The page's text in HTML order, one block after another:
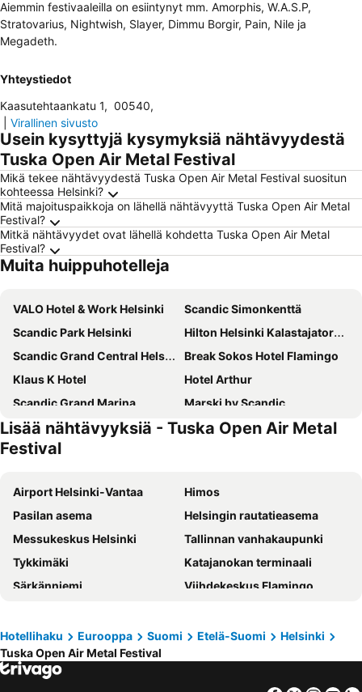
Aiemmin festivaaleilla on esiintynyt mm. Amorphis, W.A.S.P,
Stratovarius, Nightwish, Slayer, Dimmu Borgir, Pain, Nile ja
Megadeth.
Yhteystiedot
Kaasutehtaankatu 1, 00540,
Virallinen sivusto
Usein kysyttyjä kysymyksiä nähtävyydestä
Tuska Open Air Metal Festival
Mikä tekee nähtävyydestä Tuska Open Air Metal Festival suositun
kohteessa Helsinki?
Mitä majoituspaikkoja on lähellä nähtävyyttä Tuska Open Air Metal
Festival?
Mitkä nähtävyydet ovat lähellä kohdetta Tuska Open Air Metal
Festival?
Muita huippuhotelleja
VALO Hotel & Work Helsinki
Scandic Simonkenttä
Scandic Park Helsinki
Hilton Helsinki Kalastajatorppa
Scandic Grand Central Helsinki
Break Sokos Hotel Flamingo
Klaus K Hotel
Hotel Arthur
Scandic Grand Marina
Marski by Scandic
Clarion Hotel Helsinki
Scandic Helsinki Aviapolis
Radisson Blu Seaside Hotel, Helsinki
Scandic Hakaniemi
Scandic Kallio
Holiday Inn Helsinki - Expo By Ihg
Scandic Pasila
Original Sokos Hotel Tripla
Scandic Kaisaniemi
Crowne Plaza Helsinki - Hesperia By Ihg
Lapland Hotels Bulevardi
Original Sokos Hotel Presidentti
Hotel AX
Omena Hotel Helsinki City Centre
Skyline Airport Hotel
Hotel Haaga Central Park
Clarion Hotel Aviapolis
Comfort Hotel Xpress Helsinki Airport Terminal
Lisää nähtävyyksiä - Tuska Open Air Metal
Festival
Airport Helsinki-Vantaa
Himos
Pasilan asema
Helsingin rautatieasema
Messukeskus Helsinki
Tallinnan vanhakaupunki
Tykkimäki
Katajanokan terminaali
Särkänniemi
Viihdekeskus Flamingo
Helsingin jäähalli
Hartwall Areena
Kamppi Shopping Center
Suomenlinna
Hotellihaku Eurooppa Suomi Etelä-Suomi
Helsinki
Tuska Open Air Metal Festival